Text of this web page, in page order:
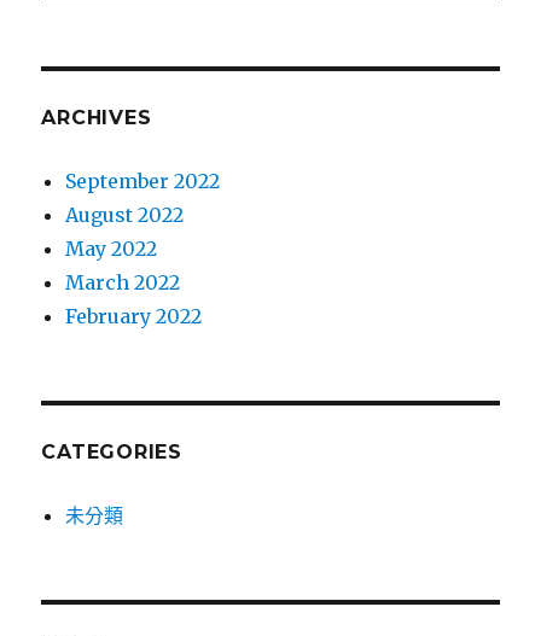
ARCHIVES
September 2022
August 2022
May 2022
March 2022
February 2022
CATEGORIES
未分類